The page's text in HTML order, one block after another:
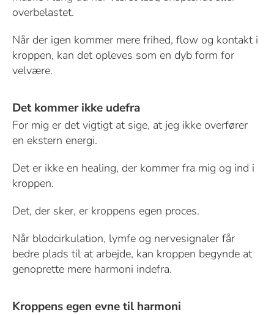
overbelastet.
Når der igen kommer mere frihed, flow og kontakt i
kroppen, kan det opleves som en dyb form for
velvære.
Det kommer ikke udefra
For mig er det vigtigt at sige, at jeg ikke overfører
en ekstern energi.
Det er ikke en healing, der kommer fra mig og ind i
kroppen.
Det, der sker, er kroppens egen proces.
Når blodcirkulation, lymfe og nervesignaler får
bedre plads til at arbejde, kan kroppen begynde at
genoprette mere harmoni indefra.
Kroppens egen evne til harmoni